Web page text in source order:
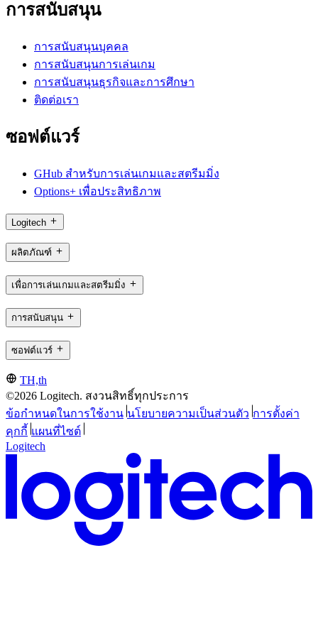
การสนับสนุน
การสนับสนุนบุคคล
การสนับสนุนการเล่นเกม
การสนับสนุนธุรกิจและการศึกษา
ติดต่อเรา
ซอฟต์แวร์
GHub สำหรับการเล่นเกมและสตรีมมิ่ง
Options+ เพื่อประสิทธิภาพ
Logitech
ผลิตภัณฑ์
เพื่อการเล่นเกมและสตรีมมิ่ง
การสนับสนุน
ซอฟต์แวร์
TH,th
©2026 Logitech. สงวนสิทธิ์ทุกประการ
ข้อกำหนดในการใช้งาน นโยบายความเป็นส่วนตัว การตั้งค่า
คุกกี้ แผนที่ไซต์
Logitech